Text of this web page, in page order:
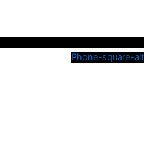
Phone-square-alt